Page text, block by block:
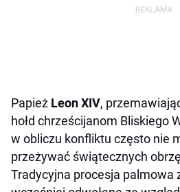
Papież Leon XIV,
hołd chrześcijanom Bliskiego
w obliczu konfliktu często nie
przeżywać świątecznych
Tradycyjna procesja palmowa